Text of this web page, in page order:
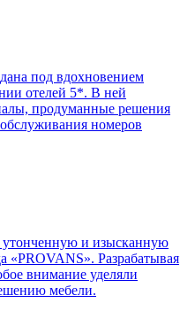
под вдохновением
отелей 5*. В ней
продуманные решения
обслуживания номеров
и изысканную
«PROVANS». Разрабатывая
внимание уделяли
мебели.